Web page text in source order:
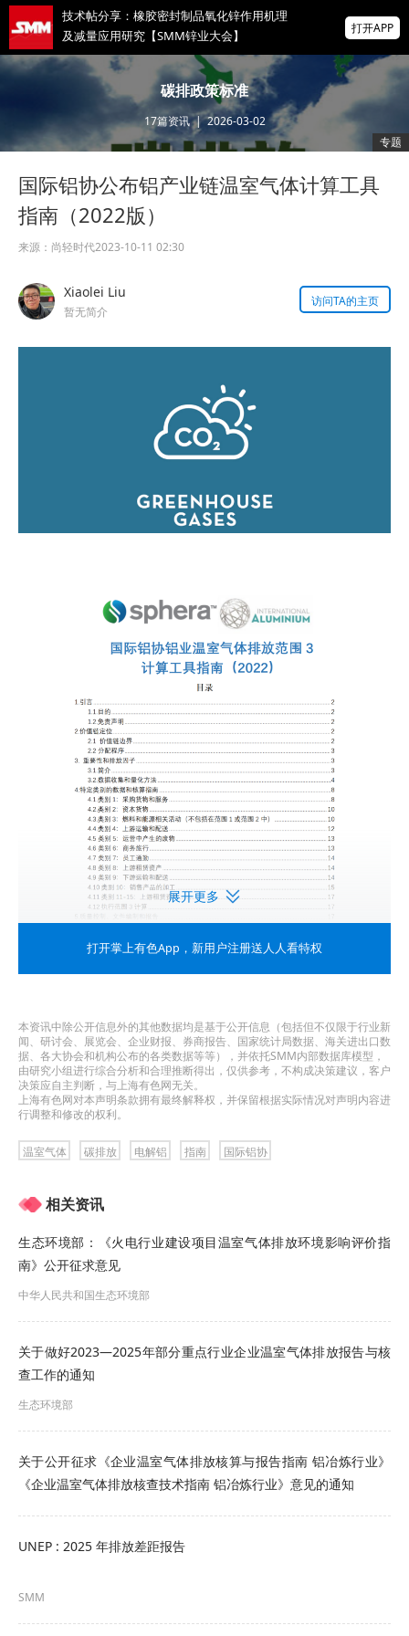
技术帖分享：橡胶密封制品氧化锌作用机理
及减量应用研究【SMM锌业大会】
专家分享：热浸镀锌功能性添加剂的创新研
究与应用【SMM锌业大会】
掌上有色
为有色行业打造的神器
【直播中】海外宏观经济及大类资产展望 全
球锌、氧化锌、镀锌板供需及价格展望
打开APP
碳排政策标准
17篇资讯|2026-03-02
专题
国际铝协公布铝产业链温室气体计算工具
指南（2022版）
来源： 尚轻时代2023-10-11 02:30
Xiaolei Liu
暂无简介
访问TA的主页
展开更多
打开掌上有色App ，新用户注册送人人看特权
本资讯中除公开信息外的其他数据均是基于公开信息（包括但不仅限于行业新
闻、研讨会、展览会、企业财报、券商报告、国家统计局数据、海关进出口数
据、各大协会和机构公布的各类数据等等），并依托SMM内部数据库模型，
由研究小组进行综合分析和合理推断得出，仅供参考，不构成决策建议，客户
决策应自主判断，与上海有色网无关。
上海有色网对本声明条款拥有最终解释权，并保留根据实际情况对声明内容进
行调整和修改的权利。
温室气体 碳排放 电解铝 指南 国际铝协
相关资讯
生态环境部：《火电行业建设项目温室气体排放环境影响评价指
南》公开征求意见
中华人民共和国生态环境部
关于做好2023—2025年部分重点行业企业温室气体排放报告与核
查工作的通知
生态环境部
关于公开征求《企业温室气体排放核算与报告指南 铝冶炼行业》
《企业温室气体排放核查技术指南 铝冶炼行业》意见的通知
UNEP : 2025 年排放差距报告
SMM